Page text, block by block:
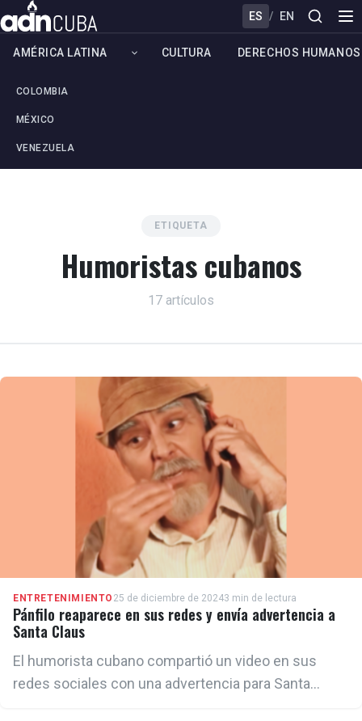
ES / EN
AMÉRICA LATINA
COLOMBIA
MÉXICO
VENEZUELA
CULTURA DERECHOS HUMANOS
ETIQUETA
Humoristas cubanos
17 artículos
ENTRETENIMIENTO 25 de diciembre de 20243 min de lectura
Pánfilo reaparece en sus redes y envía advertencia a
Santa Claus
El humorista cubano compartió un video en sus
redes sociales con una advertencia para Santa